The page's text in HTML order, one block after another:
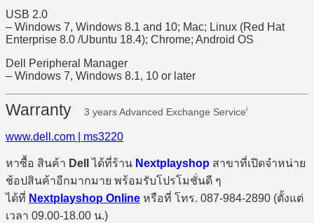
USB 2.0
– Windows 7, Windows 8.1 and 10; Mac; Linux (Red Hat
Enterprise 8.0 /Ubuntu 18.4); Chrome; Android OS
Dell Peripheral Manager
– Windows 7, Windows 8.1, 10 or later​
Warranty 3 years Advanced Exchange Servicei
www.dell.com | ms3220
หาซื้อ สินค้า Dell ได้ที่ร้าน Nextplayshop สาขาที่เปิดจำหน่าย
ช้อปสินค้าอีกมากมาย พร้อมรับโปรโมชั่นดี ๆ
ได้ที่ Nextplayshop Online หรือที่ โทร. 087-984-2890 (ตั้งแต่
เวลา 09.00-18.00 น.)